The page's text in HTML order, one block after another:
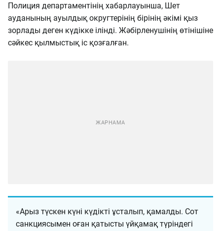
Полиция департаментінің хабарлауынша, Шет
ауданының ауылдық округтерінің бірінің әкімі қыз
зорлады деген күдікке ілінді. Жәбірленушінің өтінішіне
сәйкес қылмыстық іс қозғалған.
«Арыз түскен күні күдікті ұсталып, қамалды. Сот
санкциясымен оған қатысты үйқамақ түріндегі